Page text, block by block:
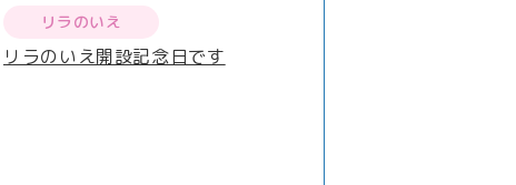
リラのいえ
リラのいえ開設記念日です